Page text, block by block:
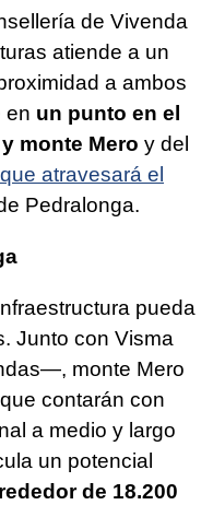
de Vivenda
atiende a un
a ambos
en un punto en el
monte Mero y del
atravesará el
Pedralonga.
pueda
Junto con Visma
monte Mero
contarán con
a medio y largo
un potencial
de 18.200